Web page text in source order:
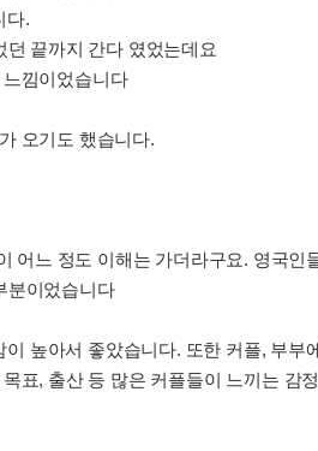
다.
끝까지 간다 였었는데요
낌이었습니다
오기도 했습니다.
어느 정도 이해는 가더라구요. 영국인
분이었습니다
높아서 좋았습니다. 또한 커플, 부부
표, 출산 등 많은 커플들이 느끼는 감